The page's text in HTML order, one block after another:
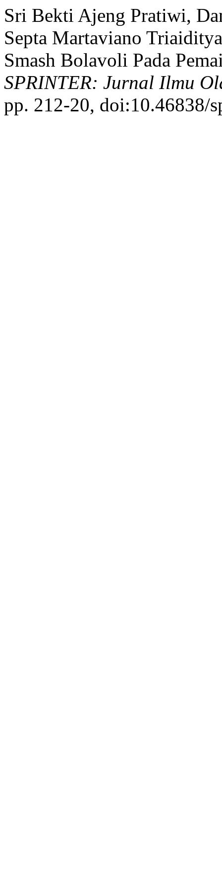
Sri Bekti Ajeng Pratiwi,
Septa Martaviano
Smash Bolavoli Pada
SPRINTER: Jurnal Ilmu
pp. 212-20, doi:10.46838/